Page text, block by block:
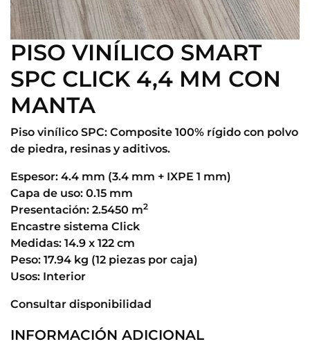
PISO VINÍLICO SMART
SPC CLICK 4,4 MM CON
MANTA
Piso vinílico SPC: Composite 100% rígido con polvo
de piedra, resinas y aditivos.
Espesor: 4.4 mm (3.4 mm + IXPE 1 mm)
Capa de uso: 0.15 mm
Presentación: 2.5450 m2
Encastre sistema Click
Medidas: 14.9 x 122 cm
Peso: 17.94 kg (12 piezas por caja)
Usos: Interior
Consultar disponibilidad
INFORMACIÓN ADICIONAL